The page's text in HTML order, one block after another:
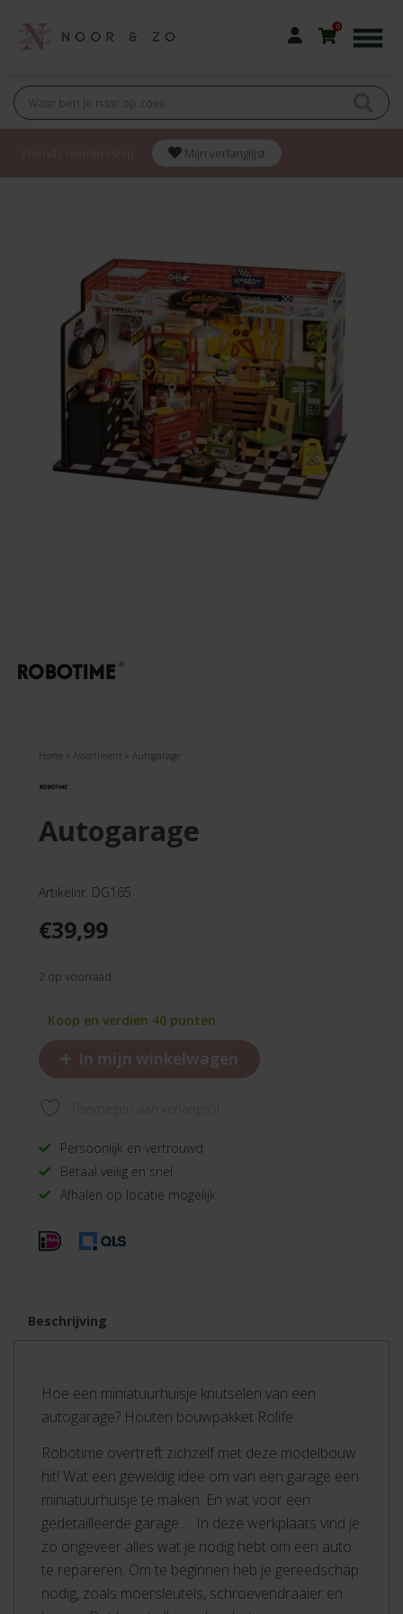
0
Mijn verlanglijst
Home » Assortiment » Autogarage
autogarage
Artikelnr. DG165
€39,99
2 op voorraad
Koop en verdien 40 punten
+ In mijn winkelwagen
Persoonlijk en vertrouwd
Betaal veilig en snel
Afhalen op locatie mogelijk
Beschrijving
Hoe een miniatuurhuisje knutselen van een
autogarage? Houten bouwpakket Rolife
Robotime overtreft zichzelf met deze modelbouw
hit! Wat een geweldig idee om van een garage een
miniatuurhuisje te maken. En wat voor een
gedetailleerde garage … In deze werkplaats vind je
zo ongeveer alles wat je nodig hebt om een auto
te repareren. Om te beginnen heb je gereedschap
nodig, zoals moersleutels, schroevendraaier en